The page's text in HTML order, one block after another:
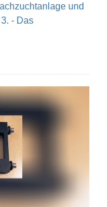
und
- Das